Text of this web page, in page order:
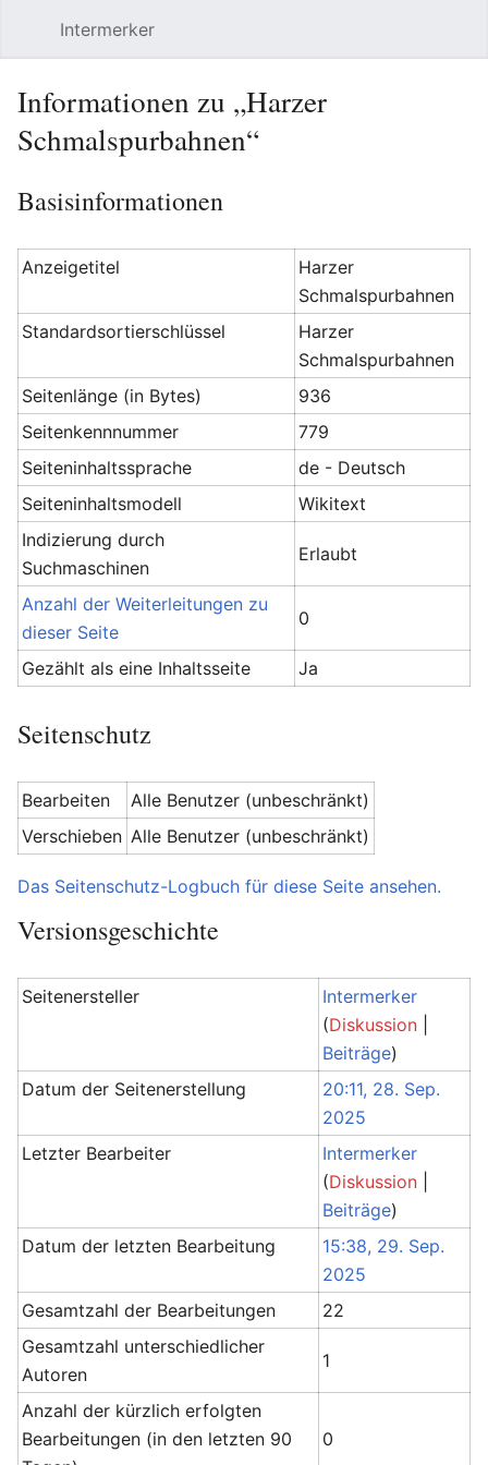
Intermerker
Informationen zu „Harzer
Schmalspurbahnen“
Basisinformationen
Anzeigetitel
Harzer
Schmalspurbahnen
Standardsortierschlüssel
Harzer
Schmalspurbahnen
Seitenlänge (in Bytes)
936
Seitenkennnummer
779
Seiteninhaltssprache
de - Deutsch
Seiteninhaltsmodell
Wikitext
Indizierung durch
Suchmaschinen
Erlaubt
Anzahl der Weiterleitungen zu
dieser Seite
0
Gezählt als eine Inhaltsseite Ja
Seitenschutz
Bearbeiten
Alle Benutzer (unbeschränkt)
Verschieben Alle Benutzer (unbeschränkt)
Das Seitenschutz-Logbuch für diese Seite ansehen.
Versionsgeschichte
Seitenersteller
Intermerker
(Diskussion
Beiträge)
Datum der Seitenerstellung
20:11, 28. Sep.
2025
Letzter Bearbeiter
Intermerker
(Diskussion
Beiträge)
Datum der letzten Bearbeitung
15:38, 29. Sep.
2025
Gesamtzahl der Bearbeitungen
22
Gesamtzahl unterschiedlicher
Autoren
1
Anzahl der kürzlich erfolgten
Bearbeitungen (in den letzten 90
0